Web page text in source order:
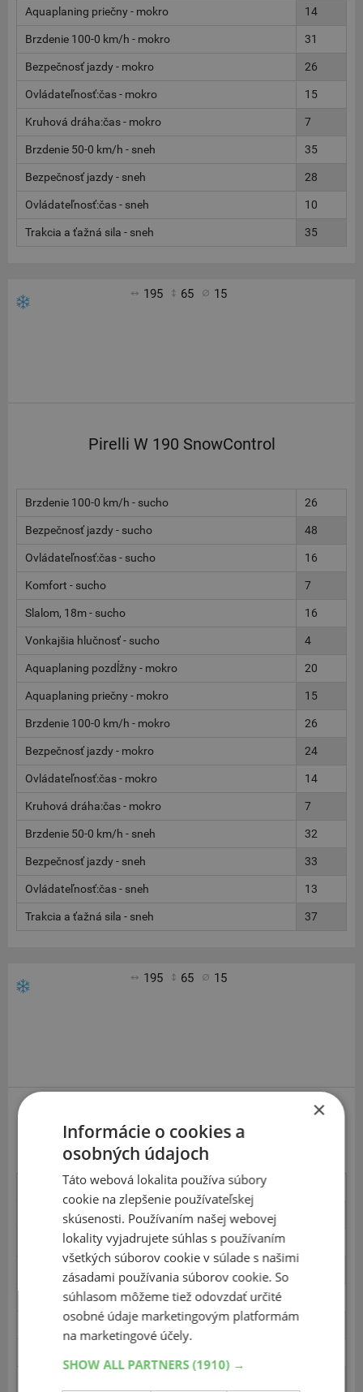
Aquaplaning priečny - mokro 14
Brzdenie 100-0 km/h - mokro 31
Bezpečnosť jazdy - mokro 26
Ovládateľnosť:čas - mokro 15
Kruhová dráha:čas - mokro 7
Brzdenie 50-0 km/h - sneh 35
Bezpečnosť jazdy - sneh 28
Ovládateľnosť:čas - sneh 10
Trakcia a ťažná sila - sneh 35
195 65 15
Pirelli W 190 SnowControl
Brzdenie 100-0 km/h - sucho 26
Bezpečnosť jazdy - sucho 48
Ovládateľnosť:čas - sucho 16
Komfort - sucho 7
Slalom, 18m - sucho 16
Vonkajšia hlučnosť - sucho 4
Aquaplaning pozdĺžny - mokro 20
Aquaplaning priečny - mokro 15
Brzdenie 100-0 km/h - mokro 26
Bezpečnosť jazdy - mokro 24
Ovládateľnosť:čas - mokro 14
Kruhová dráha:čas - mokro 7
Brzdenie 50-0 km/h - sneh 32
Bezpečnosť jazdy - sneh 33
Ovládateľnosť:čas - sneh 13
Trakcia a ťažná sila - sneh 37
195 65 15
Michelin Alpin A3
Brzdenie 100-0 km/h - sucho
Bezpečnosť jazdy - sucho
Ovládateľnosť:čas - sucho
Komfort - sucho
Slalom, 18m - sucho
Vonkajšia hlučnosť - sucho
×
Informácie o cookies a
osobných údajoch
Táto webová lokalita používa súbory
cookie na zlepšenie používateľskej
skúsenosti. Používaním našej webovej
lokality vyjadrujete súhlas s používaním
všetkých súborov cookie v súlade s našimi
zásadami používania súborov cookie. So
súhlasom môžeme tiež odovzdať určité
osobné údaje marketingovým platformám
na marketingové účely.
SHOW ALL PARTNERS(1910) →